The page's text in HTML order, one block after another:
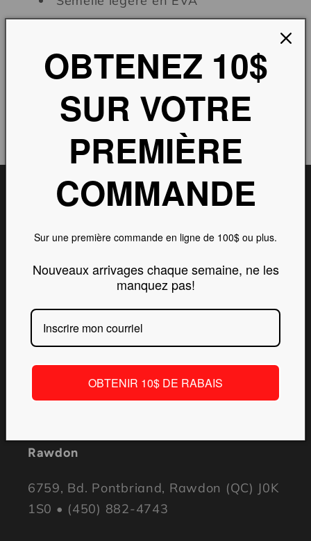
Partager
Les Liquidations par
courriel
Soyez les premiers informés de nos
E-mail
Rawdon
6759, Bd. Pontbriand, Rawdon (QC) J0K
1S0 • (450) 882-4743
OBTENEZ 10$
SUR VOTRE
PREMIÈRE
COMMANDE
Sur une première commande en ligne de 100$ ou plus.
Nouveaux arrivages chaque semaine, ne les
manquez pas!
OBTENIR 10$ DE RABAIS